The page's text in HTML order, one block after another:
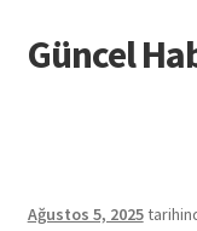
Dolaşıma
geç
İçeriğe
geç
Güncel
Ağustos 5, 2025